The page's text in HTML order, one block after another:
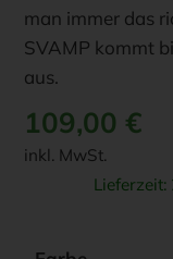
man immer das
SVAMP kommt
aus.
109,00 €
inkl. MwSt.
Lieferzeit: